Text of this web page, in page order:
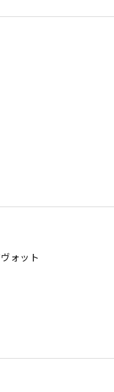
ォット